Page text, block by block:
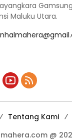
Maluku Utara.
Tentang Kami
@